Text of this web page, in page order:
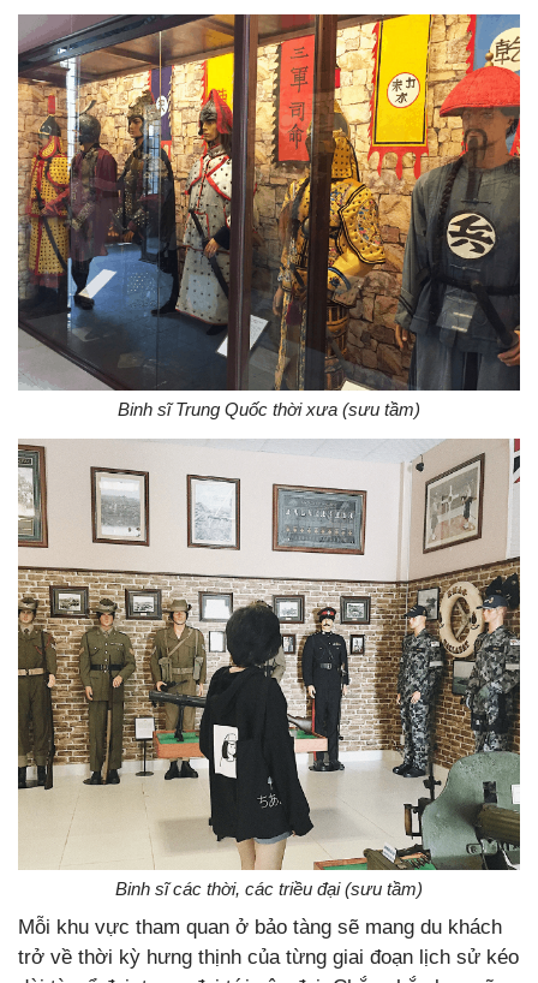
Binh sĩ Trung Quốc thời xưa (sưu tầm)
Binh sĩ các thời, các triều đại (sưu tầm)
Mỗi khu vực tham quan ở bảo tàng sẽ mang du khách
trở về thời kỳ hưng thịnh của từng giai đoạn lịch sử kéo